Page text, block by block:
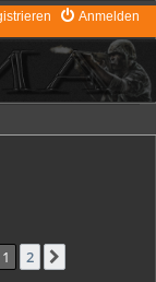
Anmelden
1 2